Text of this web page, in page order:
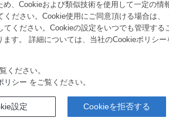
ただくために
く読みましょう。
、Cookieおよび類似技術を使用して一定の
ださい。Cookie使用にご同意頂ける場合は
ください。Cookieの設定をいつでも管理す
す。 詳細については、当社のCookieポリシ
ください。
リシー をご覧ください。
設定 Cookieを拒否する